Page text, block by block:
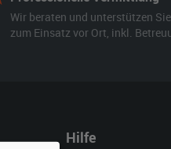
Wir beraten und unterstützen
zum Einsatz vor Ort, inkl.
Hilfe